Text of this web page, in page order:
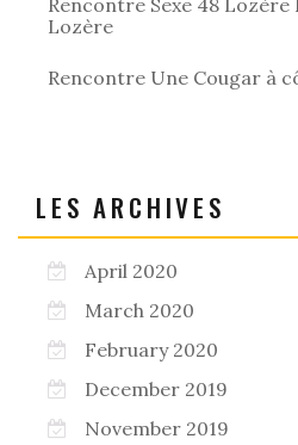
Rencontre Sexe 48 Lozère
Lozère
Rencontre Une Cougar à
LES ARCHIVES
April 2020
March 2020
February 2020
December 2019
November 2019